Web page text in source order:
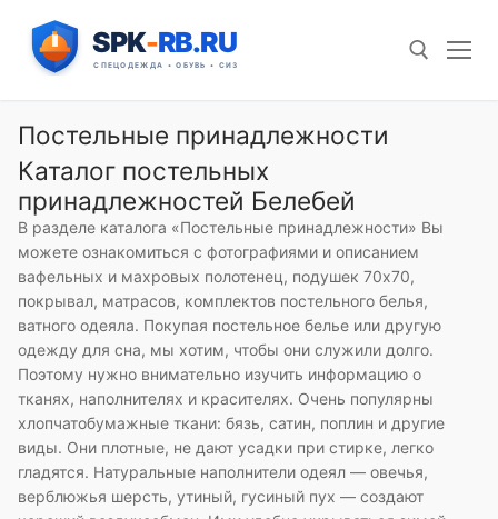
содержимому
Постельные принадлежности
Каталог постельных
принадлежностей Белебей
В разделе каталога «Постельные принадлежности» Вы
можете ознакомиться с фотографиями и описанием
вафельных и махровых полотенец, подушек 70х70,
покрывал, матрасов, комплектов постельного белья,
ватного одеяла. Покупая постельное белье или другую
одежду для сна, мы хотим, чтобы они служили долго.
Поэтому нужно внимательно изучить информацию о
тканях, наполнителях и красителях. Очень популярны
хлопчатобумажные ткани: бязь, сатин, поплин и другие
виды. Они плотные, не дают усадки при стирке, легко
гладятся. Натуральные наполнители одеял — овечья,
верблюжья шерсть, утиный, гусиный пух — создают